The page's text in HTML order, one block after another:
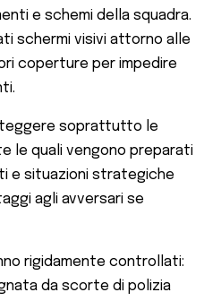
e schemi della squadra.
schermi visivi attorno alle
coperture per impedire
soprattutto le
le quali vengono preparati
e situazioni strategiche
agli avversari se
rigidamente controllati:
da scorte di polizia